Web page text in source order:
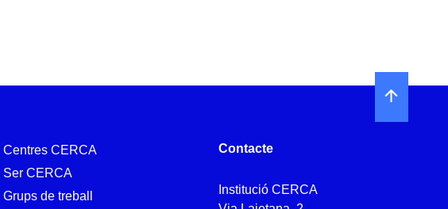
Centres CERCA
Ser CERCA
Grups de treball
Contacte
Institució CERCA